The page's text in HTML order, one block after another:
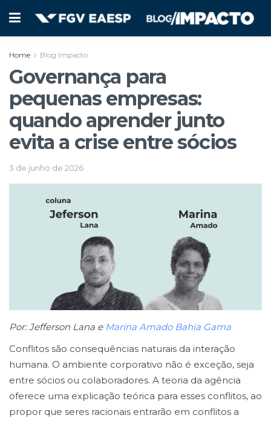
Home Blog Impacto
Governança para
pequenas empresas:
quando aprender junto
evita a crise entre sócios
3 de junho de 2026
Por: Jefferson Lana e Marina Amado Bahia Gama
Conflitos são consequências naturais da interação
humana. O ambiente corporativo não é exceção, seja
entre sócios ou colaboradores. A teoria da agência
oferece uma explicação teórica para esses conflitos, ao
propor que seres racionais entrarão em conflitos a